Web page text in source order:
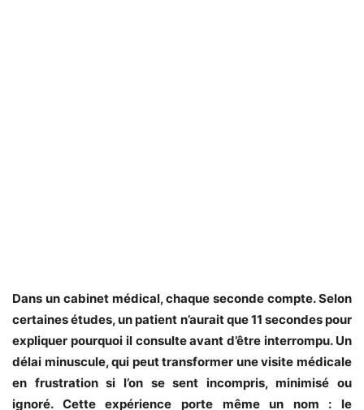
Dans un cabinet médical, chaque seconde compte. Selon
certaines études, un patient n’aurait que 11 secondes pour
expliquer pourquoi il consulte avant d’être interrompu. Un
délai minuscule, qui peut transformer une visite médicale
en frustration si l’on se sent incompris, minimisé ou
ignoré. Cette expérience porte même un nom : le